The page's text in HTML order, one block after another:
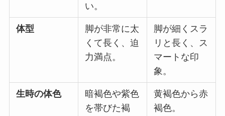
い。
体型
脚が非常に太
くて長く、迫
力満点。
脚が細くスラ
リと長く、ス
マートな印
象。
生時の体色
暗褐色や紫色
を帯びた褐
黄褐色から赤
褐色。